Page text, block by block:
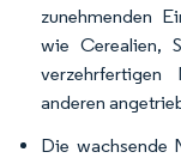
zunehmenden
wie Cerealien,
anderen
Die wachsende